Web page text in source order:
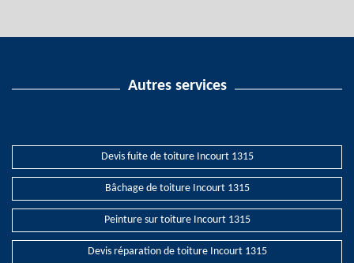
Autres services
Devis fuite de toiture Incourt 1315
Bâchage de toiture Incourt 1315
Peinture sur toiture Incourt 1315
Devis réparation de toiture Incourt 1315